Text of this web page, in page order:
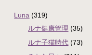
Luna (319)
ルナ健康管理 (35)
ルナ子猫時代 (73)